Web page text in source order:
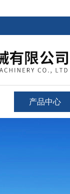
产品中心